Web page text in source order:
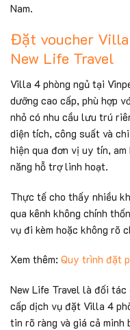
Nam.
Đặt voucher
New Life Travel
Villa 4 phòng ngủ tại
dưỡng cao cấp, phù hợp
nhỏ có nhu cầu lưu trú
diện tích, công suất và
hiện qua đơn vị uy tín,
năng hỗ trợ linh hoạt.
Thực tế cho thấy nhiều
qua kênh không chính
vụ đi kèm hoặc không rõ
Xem thêm: Quy trình đặt
New Life Travel là đối tác
cấp dịch vụ đặt Villa 4
tin rõ ràng và giá cả minh